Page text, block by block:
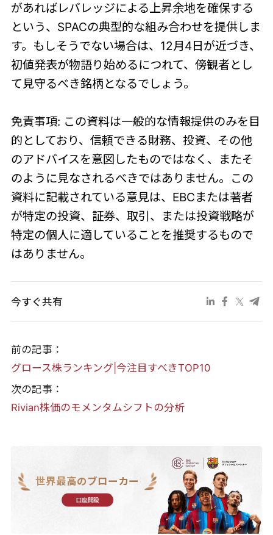
があればレバレッジによる上昇余地を確保する
という、SPACの典型的な組み合わせを提供しま
す。もしそうでない場合は、12月4日が近づき、
初値発表が物語り始めるにつれて、傍観者とし
て見守るべき銘柄となるでしょう。
免責事項: この資料は一般的な情報提供のみを目
的としており、信頼できる財務、投資、その他
のアドバイスを意図したものではなく、またそ
のように見なされるべきではありません。この
資料に記載されている意見は、EBCまたは著者
が特定の投資、証券、取引、または投資戦略が
特定の個人に適していることを推奨するもので
はありません。
今すぐ共有
前の記事：
グロース株ランキング|今注目すべきTOP10
次の記事：
Rivian株価のモメンタムシフトの分析
世界最高のブローカー
口座開設